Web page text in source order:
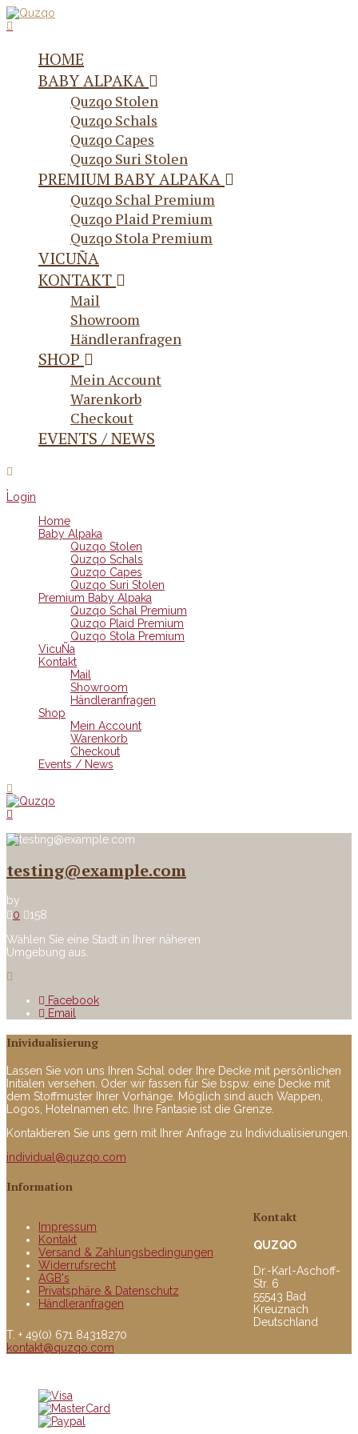
HOME
BABY ALPAKA
Quzqo Stolen
Quzqo Schals
Quzqo Capes
Quzqo Suri Stolen
PREMIUM BABY ALPAKA
Quzqo Schal Premium
Quzqo Plaid Premium
Quzqo Stola Premium
VICUÑA
KONTAKT
Mail
Showroom
Händleranfragen
SHOP
Mein Account
Warenkorb
Checkout
EVENTS / NEWS
Login
Home
Baby Alpaka
Quzqo Stolen
Quzqo Schals
Quzqo Capes
Quzqo Suri Stolen
Premium Baby Alpaka
Quzqo Schal Premium
Quzqo Plaid Premium
Quzqo Stola Premium
VicuÑa
Kontakt
Mail
Showroom
Händleranfragen
Shop
Mein Account
Warenkorb
Checkout
Events / News
testing@example.com
by
0
158
Wählen Sie eine Stadt in Ihrer näheren
Umgebung aus.
Facebook
Email
Inividualisierung
Lassen Sie von uns Ihren Schal oder Ihre Decke mit persönlichen
Initialen versehen. Oder wir fassen für Sie bspw. eine Decke mit
dem Stoffmuster Ihrer Vorhänge. Möglich sind auch Wappen,
Logos, Hotelnamen etc. Ihre Fantasie ist die Grenze.
Kontaktieren Sie uns gern mit Ihrer Anfrage zu Individualisierungen.
individual@quzqo.com
Information
Impressum
Kontakt
Versand & Zahlungsbedingungen
Widerrufsrecht
AGB's
Privatsphäre & Datenschutz
Händleranfragen
Kontakt
QUZQO
Dr.-Karl-Aschoff-
Str. 6
55543 Bad
Kreuznach
Deutschland
T. + 49(0) 671 84318270
kontakt@quzqo.com